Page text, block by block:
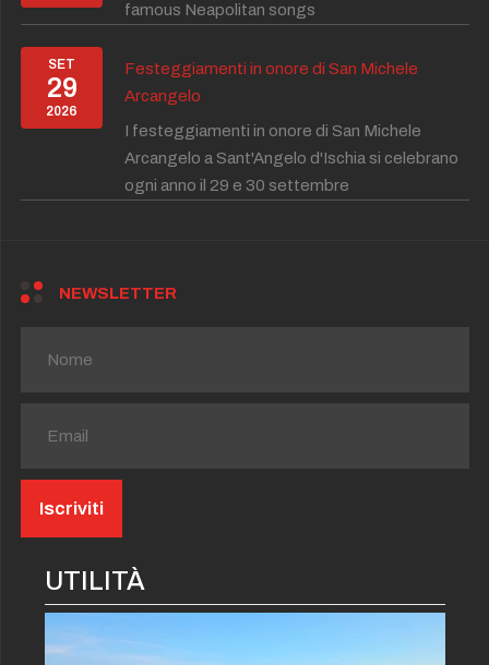
famous Neapolitan songs
SET
29
2026
Festeggiamenti in onore di San Michele
Arcangelo
I festeggiamenti in onore di San Michele
Arcangelo a Sant'Angelo d'Ischia si celebrano
ogni anno il 29 e 30 settembre
NEWSLETTER
UTILITÀ